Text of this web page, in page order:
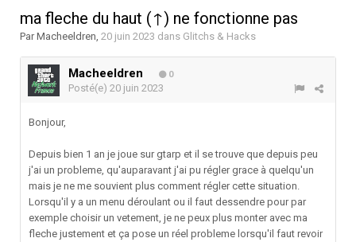
ma fleche du haut (↑) ne fonctionne pas
ParMacheeldren, 20 juin 2023 dans Glitchs & Hacks
Macheeldren 0
Posté(e) 20 juin 2023
Bonjour,
Depuis bien 1 an je joue sur gtarp et il se trouve que depuis peu
j'ai un probleme, qu'auparavant j'ai pu régler grace à quelqu'un
mais je ne me souvient plus comment régler cette situation.
Lorsqu'il y a un menu déroulant ou il faut dessendre pour par
exemple choisir un vetement, je ne peux plus monter avec ma
fleche justement et ça pose un réel probleme lorsqu'il faut revoir